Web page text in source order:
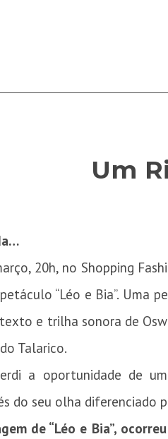
Um
20h, no Shopping
“Léo e Bia”. Uma
e trilha sonora de
Talarico.
a oportunidade de
do seu olha diferenciado
de “Léo e Bia”,